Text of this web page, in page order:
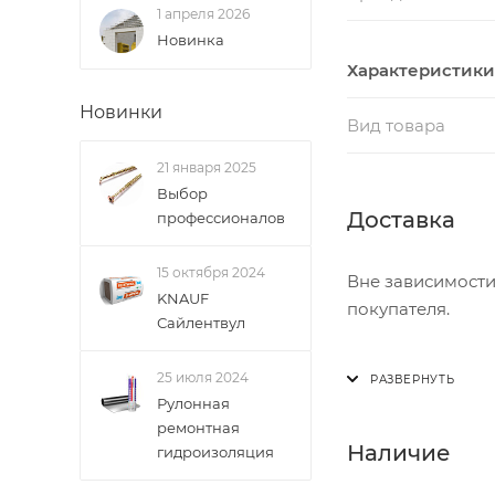
Характеристики
Вид товара
Доставка
Вне
покупателя.
Итоговая
Наличие
1 апреля 2026
Новинка
Новинки
21 января 2025
Выбор
профессионалов
15 октября 2024
KNAUF
Сайлентвул
25 июля 2024
Рулонная
ремонтная
гидроизоляция